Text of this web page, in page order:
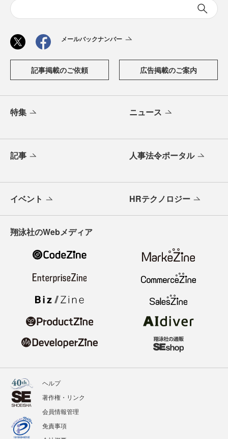
メールバックナンバー
記事掲載のご依頼 広告掲載のご案内
特集 ニュース
記事 人事法令ポータル
イベント HRテクノロジー
翔泳社のWebメディア
ヘルプ
著作権・リンク
会員情報管理
免責事項